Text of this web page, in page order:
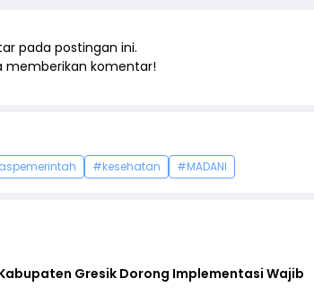
pada postingan ini.
memberikan komentar!
#kesehatan #MADANI
Gresik Dorong Implementasi Wajib